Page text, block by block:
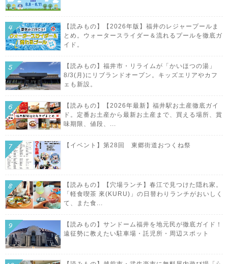
【読みもの】【2026年版】福井のレジャープールま
とめ。ウォータースライダー＆流れるプールを徹底ガ
イド。
【読みもの】福井市・リライムが「かいほつの湯」
8/3(月)にリブランドオープン。キッズエリアやカフ
ェも新設。
【読みもの】【2026年最新】福井駅お土産徹底ガイ
ド。定番お土産から最新お土産まで、買える場所、賞
味期限、値段、...
【イベント】第28回 東郷街道おつくね祭
【読みもの】【穴場ランチ】春江で見つけた隠れ家。
「軽食喫茶 來(KURU)」の日替わりランチがおいしく
て、また食...
【読みもの】サンドーム福井を地元民が徹底ガイド！
遠征勢に教えたい駐車場・託児所・周辺スポット